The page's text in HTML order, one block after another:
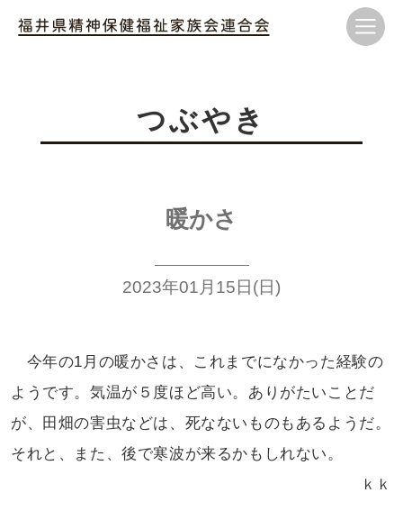
つぶやき
暖かさ
2023年01月15日(日)
今年の1月の暖かさは、これまでになかった経験の
ようです。気温が５度ほど高い。ありがたい ことだ
が、田畑の害虫などは、死なないものも あるようだ。
それと、また、後で寒波が来るかも しれない。
ｋｋ